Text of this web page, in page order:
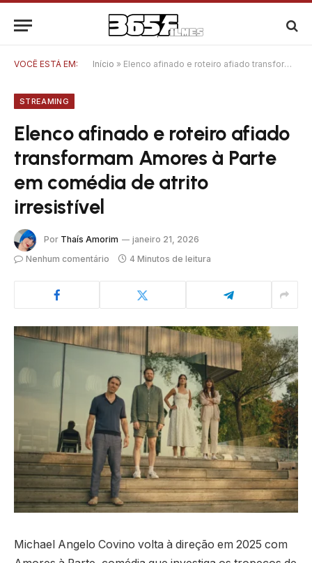
VOCÊ ESTÁ EM: Início » Elenco afinado e roteiro afiado transformam Amores à Parte em comédia de atrito irresistível
STREAMING
Elenco afinado e roteiro afiado
transformam Amores à Parte
em comédia de atrito
irresistível
Por Thaís Amorim
janeiro 21, 2026
Nenhum comentário
4 Minutos de leitura
Michael Angelo Covino volta à direção em 2025 com